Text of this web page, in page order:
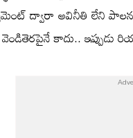
ద్వారా అవినీతి లేని
కాదు.. ఇప్పుడు